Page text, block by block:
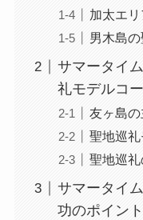
加太エ
男木島
サマータイ
礼モデルコ
友ヶ島
聖地巡
聖地巡
サマータイ
功のポイント